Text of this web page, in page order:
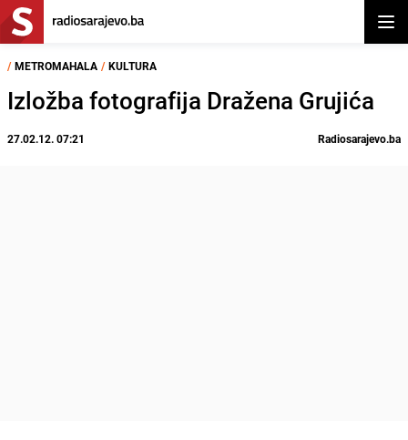
/ METROMAHALA / KULTURA
Izložba fotografija Dražena Grujića
27.02.12. 07:21 Radiosarajevo.ba